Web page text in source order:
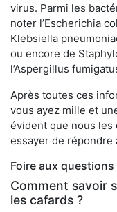
virus. Parmi les
noter l’Escherichia
Klebsiella
ou encore de
l’Aspergillus
Après toutes ces
vous ayez mille et
évident que nous les
essayer de répondre
Foire aux questions
Comment savoir
les cafards ?